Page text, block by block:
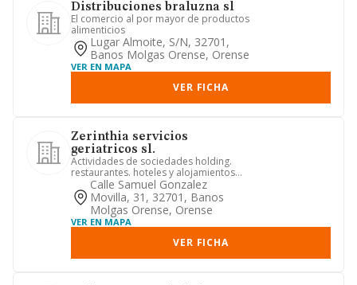
Distribuciones braluzna sl
El comercio al por mayor de productos
alimenticios
Lugar Almoite, S/n, 32701,
Banos Molgas Orense, Orense
VER EN MAPA
VER FICHA
Zerinthia servicios
geriatricos sl.
Actividades de sociedades holding.
restaurantes. hoteles y alojamientos
similares. asistencia en es...
Calle Samuel Gonzalez
Movilla, 31, 32701, Banos
Molgas Orense, Orense
VER EN MAPA
VER FICHA